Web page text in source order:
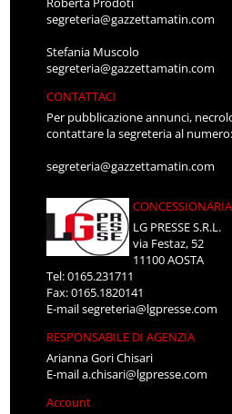
segreteria@gazzettamatin.com
Stefania Muscolo
segreteria@gazzettamatin.com
CONTATTACI
Per pubblicazione annunci,
contattare la segreteria al
segreteria@gazzettamatin.com
LG PRESSE S.R.L.
via Festaz, 52
11100 AOSTA
Tel: 0165.231711
Fax: 0165.1820141
E-mailsegreteria@lgpresse.com
RESPONSABILE DI AGENZIA
Arianna Gori Chisari
E-maila.chisari@lgpresse.com
Account